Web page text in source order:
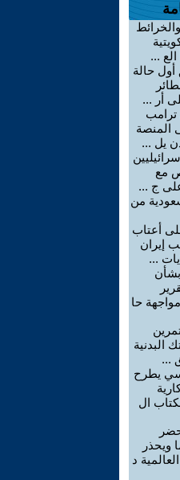
...
أول حالة
أر ...
ترامب
يل ...
مع
ج ...
من
أعتاب
إيران
...
حا
1- ـ تمرين
البدنية
يطرح
ال
ويحذر
د